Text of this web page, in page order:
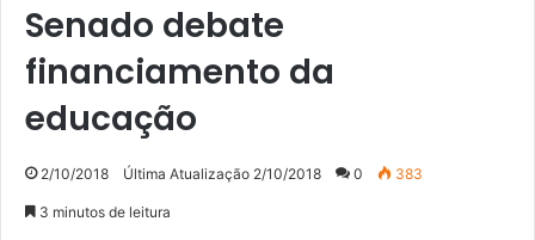
Senado debate
financiamento da
educação
2/10/2018 Última Atualização 2/10/2018 0 383
3 minutos de leitura